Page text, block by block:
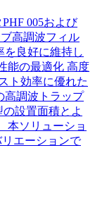
005および
高調波フィル
を良好に維持し
能の最適化 高度
ト効率に優れた
高調波トラップ
設置面積とよ
本ソリューショ
リエーションで